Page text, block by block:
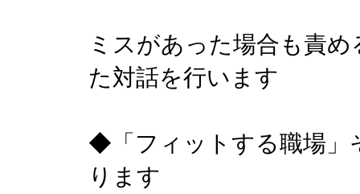
ミスがあった場合も責
た対話を行います
◆「フィットする職場」
ります